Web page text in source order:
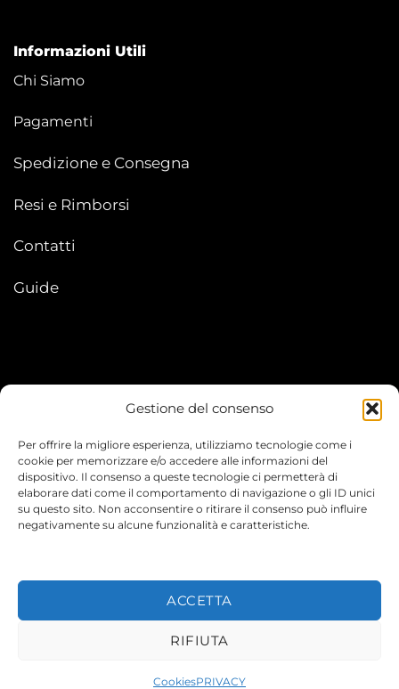
Gestione del consenso
Per offrire la migliore esperienza, utilizziamo tecnologie come i
cookie per memorizzare e/o accedere alle informazioni del
dispositivo. Il consenso a queste tecnologie ci permetterà di
elaborare dati come il comportamento di navigazione o gli ID unici
su questo sito. Non acconsentire o ritirare il consenso può influire
negativamente su alcune funzionalità e caratteristiche.
ACCETTA
RIFIUTA
CookiesPRIVACY
Informazioni Utili
Chi Siamo
Pagamenti
Spedizione e Consegna
Resi e Rimborsi
Contatti
Guide
I Miei Ordini
Le mie informazioni
© 2026 TEENYVERSE